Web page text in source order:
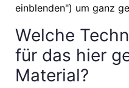
einblenden") um ganz
Welche
für das hier
Material?